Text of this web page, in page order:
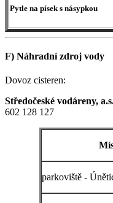
Pytle na písek s násypkou
F) Náhradní zdroj vody
Dovoz cisteren:
Středočeské vodáreny,
602 128 127
parkoviště -